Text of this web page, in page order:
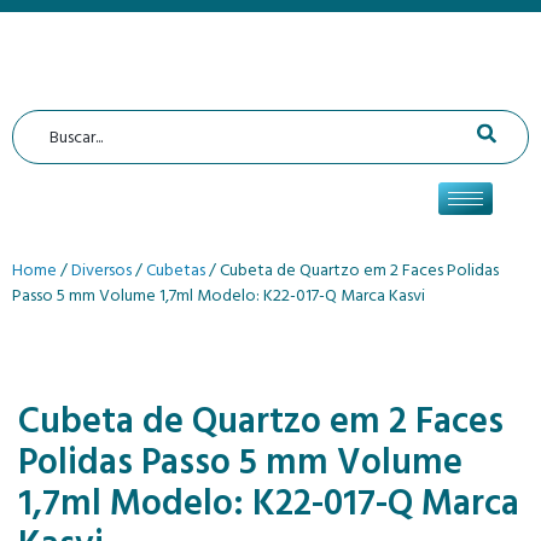
Home/Diversos/Cubetas/ Cubeta de Quartzo em 2 Faces Polidas
Passo 5 mm Volume 1,7ml Modelo: K22-017-Q Marca Kasvi
Cubeta de Quartzo em 2 Faces
Polidas Passo 5 mm Volume
1,7ml Modelo: K22-017-Q Marca